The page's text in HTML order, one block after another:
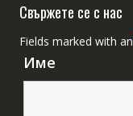
Свържете се с нас
Fields marked with an
Име